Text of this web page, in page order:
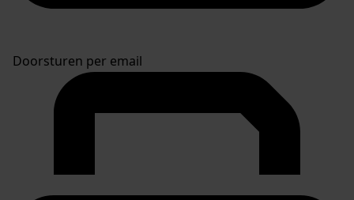
Doorsturen per email